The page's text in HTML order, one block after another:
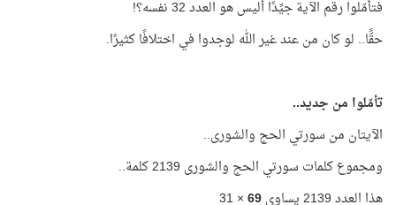
فتأمّلوا رقم الآية جيِّدًا أليس هو العدد 32 نفسه؟!
حقًّا.. لو كان من عند غير الله لوجدوا في اختلافًا كثيرًا.
تأمّلوا من جديد..
الآيتان من سورتي الحج والشورى..
ومجموع كلمات سورتي الحج والشورى 2139 كلمة..
هذا العدد 2139 يساوي
69
× 31